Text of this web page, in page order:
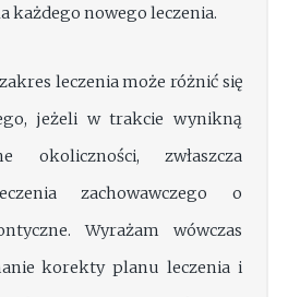
każdego nowego leczenia.
leczenia może różnić się
jeżeli w trakcie wynikną
okoliczności, zwłaszcza
zachowawczego o
Wyrażam wówczas
korekty planu leczenia i